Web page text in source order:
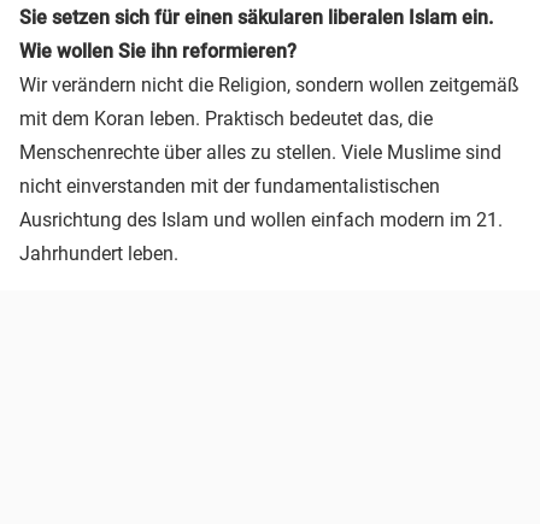
Sie setzen sich für einen säkularen liberalen Islam ein.
Wie wollen Sie ihn reformieren?
Wir verändern nicht die Religion, sondern wollen zeitgemäß
mit dem Koran leben. Praktisch bedeutet das, die
Menschenrechte über alles zu stellen. Viele Muslime sind
nicht einverstanden mit der fundamentalistischen
Ausrichtung des Islam und wollen einfach modern im 21.
Jahrhundert leben.